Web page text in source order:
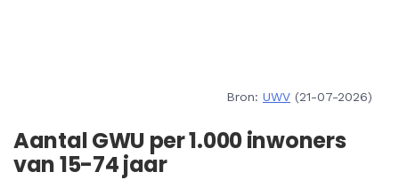
Bron: UWV (21-07-2026)
Aantal GWU per 1.000 inwoners
van 15-74 jaar